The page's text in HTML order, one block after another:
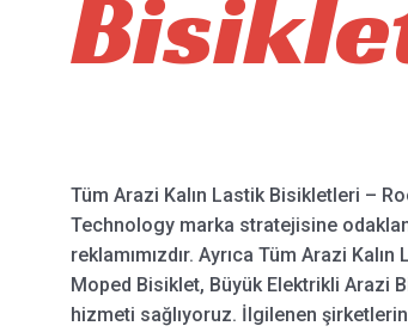
Tüm Arazi Kalın Lastik Bisikletleri –
Technology marka stratejisine
reklamımızdır. Ayrıca Tüm Arazi
Moped Bisiklet, Büyük Elektrikli Arazi
hizmeti sağlıyoruz. İlgilenen